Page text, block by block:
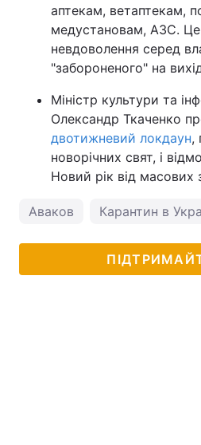
аптекам, ветаптекам,
медустановам, АЗС.
невдоволення серед
"забороненого" на
Міністр культури та
Олександр Ткаченко
двотижневий локдаун,
новорічних свят, і
Новий рік від масових
Аваков Карантин в